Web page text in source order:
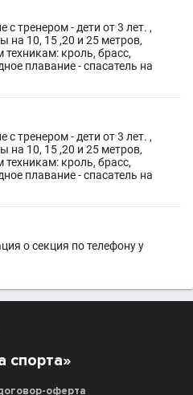
с тренером - дети от 3 лет. ,
на 10, 15 ,20 и 25 метров,
кроль, брасс,
плавание - спасатель на
с тренером - дети от 3 лет. ,
на 10, 15 ,20 и 25 метров,
кроль, брасс,
плавание - спасатель на
о секция по телефону у
оферта